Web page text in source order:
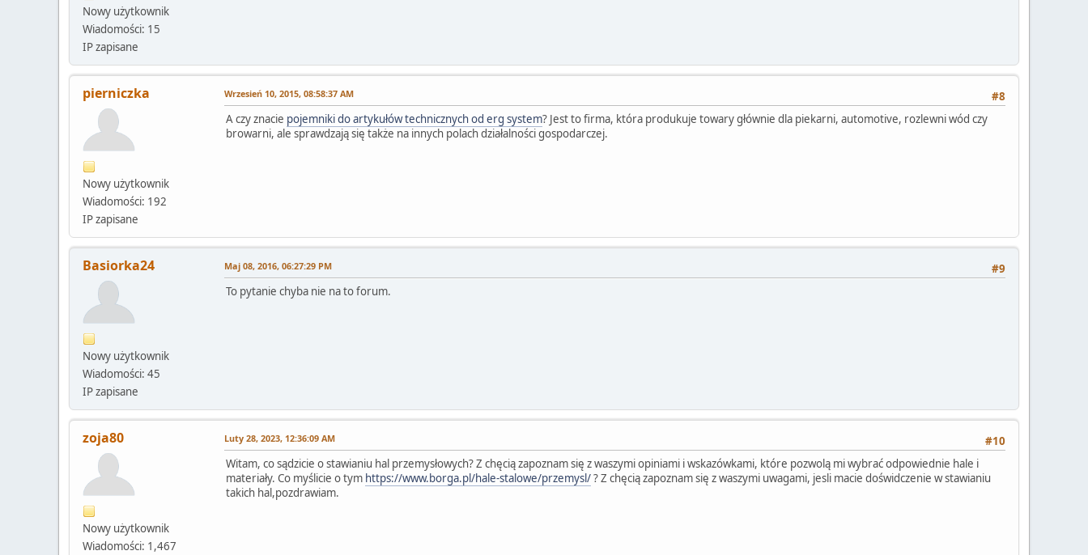
Nowy użytkownik
Wiadomości: 15
IP zapisane
pierniczka
Nowy użytkownik
Wiadomości: 192
IP zapisane
#8
Wrzesień 10, 2015, 08:58:37 AM
A czy znacie pojemniki do artykułów technicznych od erg system? Jest to firma, która produkuje towary głównie dla piekarni, automotive, rozlewni wód czy
browarni, ale sprawdzają się także na innych polach działalności gospodarczej.
Basiorka24
Nowy użytkownik
Wiadomości: 45
IP zapisane
#9
Maj 08, 2016, 06:27:29 PM
To pytanie chyba nie na to forum.
zoja80
Nowy użytkownik
Wiadomości: 1,467
#10
Luty 28, 2023, 12:36:09 AM
Witam, co sądzicie o stawianiu hal przemysłowych? Z chęcią zapoznam się z waszymi opiniami i wskazówkami, które pozwolą mi wybrać odpowiednie hale i
materiały. Co myślicie o tym https://www.borga.pl/hale-stalowe/przemysl/? Z chęcią zapoznam się z waszymi uwagami, jesli macie doświdczenie w stawianiu
takich hal,pozdrawiam.